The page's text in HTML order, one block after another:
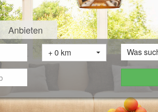
Anbieten
+ 0 km Was